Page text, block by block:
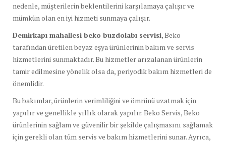
nedenle, müşterilerin beklentilerini karşılamaya çalışır ve
mümkün olan en iyi hizmeti sunmaya çalışır.
Demirkapı mahallesi beko buzdolabı servisi, Beko
tarafından üretilen beyaz eşya ürünlerinin bakım ve servis
hizmetlerini sunmaktadır. Bu hizmetler arızalanan ürünlerin
tamir edilmesine yönelik olsa da, periyodik bakım hizmetleri de
önemlidir.
Bu bakımlar, ürünlerin verimliliğini ve ömrünü uzatmak için
yapılır ve genellikle yıllık olarak yapılır. Beko Servis, Beko
ürünlerinin sağlam ve güvenilir bir şekilde çalışmasını sağlamak
için gerekli olan tüm servis ve bakım hizmetlerini sunar. Ayrıca,